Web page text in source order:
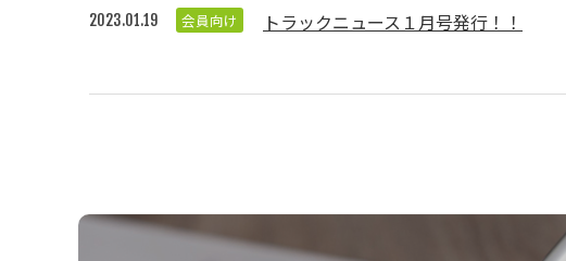
2023.01.19 会員向け トラックニュース１月号発行！！